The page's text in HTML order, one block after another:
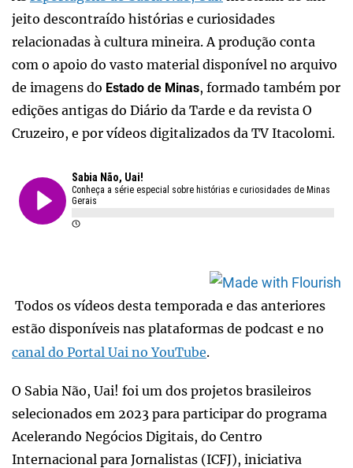
jeito descontraído histórias e curiosidades
relacionadas à cultura mineira. A produção conta
com o apoio do vasto material disponível no arquivo
de imagens do Estado de Minas, formado também por
edições antigas do Diário da Tarde e da revista O
Cruzeiro, e por vídeos digitalizados da TV Itacolomi.
Todos os vídeos desta temporada e das anteriores
estão disponíveis nas plataformas de podcast e no
canal do Portal Uai no YouTube.
O Sabia Não, Uai! foi um dos projetos brasileiros
selecionados em 2023 para participar do programa
Acelerando Negócios Digitais, do Centro
Internacional para Jornalistas (ICFJ), iniciativa